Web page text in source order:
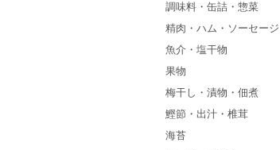
調味料・缶詰・惣菜
精肉・ハム・ソーセージ
魚介・塩干物
果物
梅干し・漬物・佃煮
鰹節・出汁・椎茸
海苔